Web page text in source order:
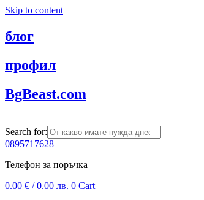
Skip to content
блог
профил
BgBeast.com
Search for:
0895717628
Телефон за поръчка
0.00 € / 0.00 лв. 0 Cart